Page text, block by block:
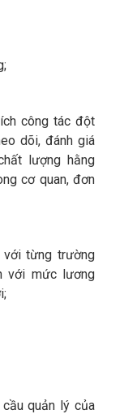
công tác đột
dõi, đánh giá
lượng hằng
cơ quan, đơn
từng trường
với mức lương
quản lý của